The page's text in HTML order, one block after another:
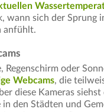
wann sich der Sprung
anfühlt.
Regenschirm oder
Webcams, die
diese Kameras
den Städten und